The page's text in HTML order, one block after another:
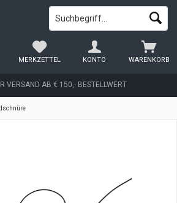
VERSAND AB € 150,- BESTELLWERT
WARENKORB
MERKZETTEL KONTO